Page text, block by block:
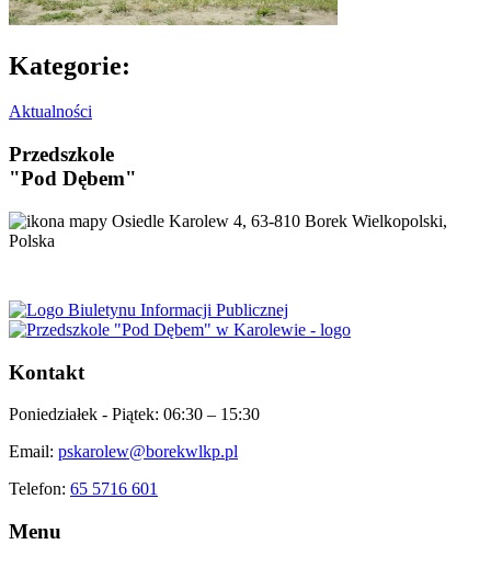
Kategorie:
Aktualności
Przedszkole
"Pod Dębem"
Osiedle Karolew 4, 63-810 Borek Wielkopolski,
Polska
Kontakt
Poniedziałek - Piątek: 06:30 – 15:30
Email: pskarolew@borekwlkp.pl
Telefon: 65 5716 601
Menu